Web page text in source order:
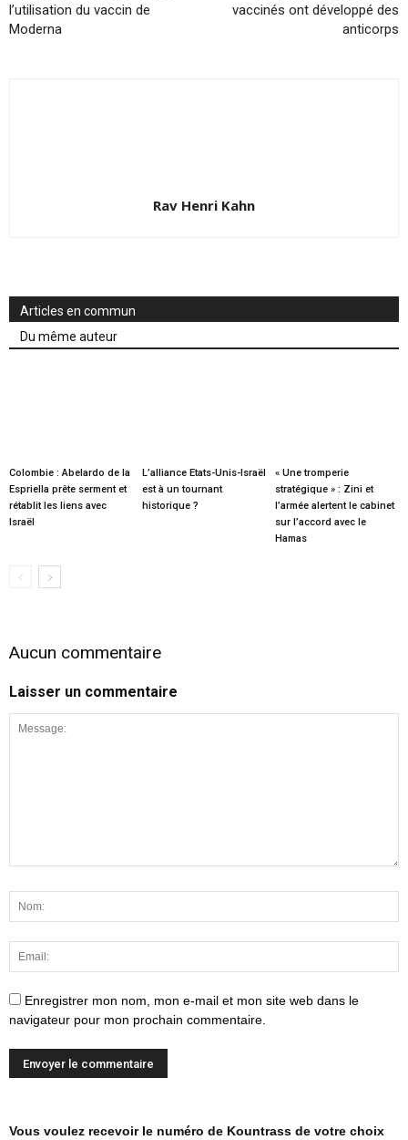
l’utilisation du vaccin de
Moderna
vaccinés ont développé des
anticorps
Rav Henri Kahn
Articles en commun
Du même auteur
Colombie : Abelardo de la
Espriella prête serment et
rétablit les liens avec
Israël
L’alliance Etats-Unis-Israël
est à un tournant
historique ?
« Une tromperie
stratégique » : Zini et
l’armée alertent le cabinet
sur l’accord avec le
Hamas
Aucun commentaire
Laisser un commentaire
Enregistrer mon nom, mon e-mail et mon site web dans le
navigateur pour mon prochain commentaire.
Vous voulez recevoir le numéro de Kountrass de votre choix